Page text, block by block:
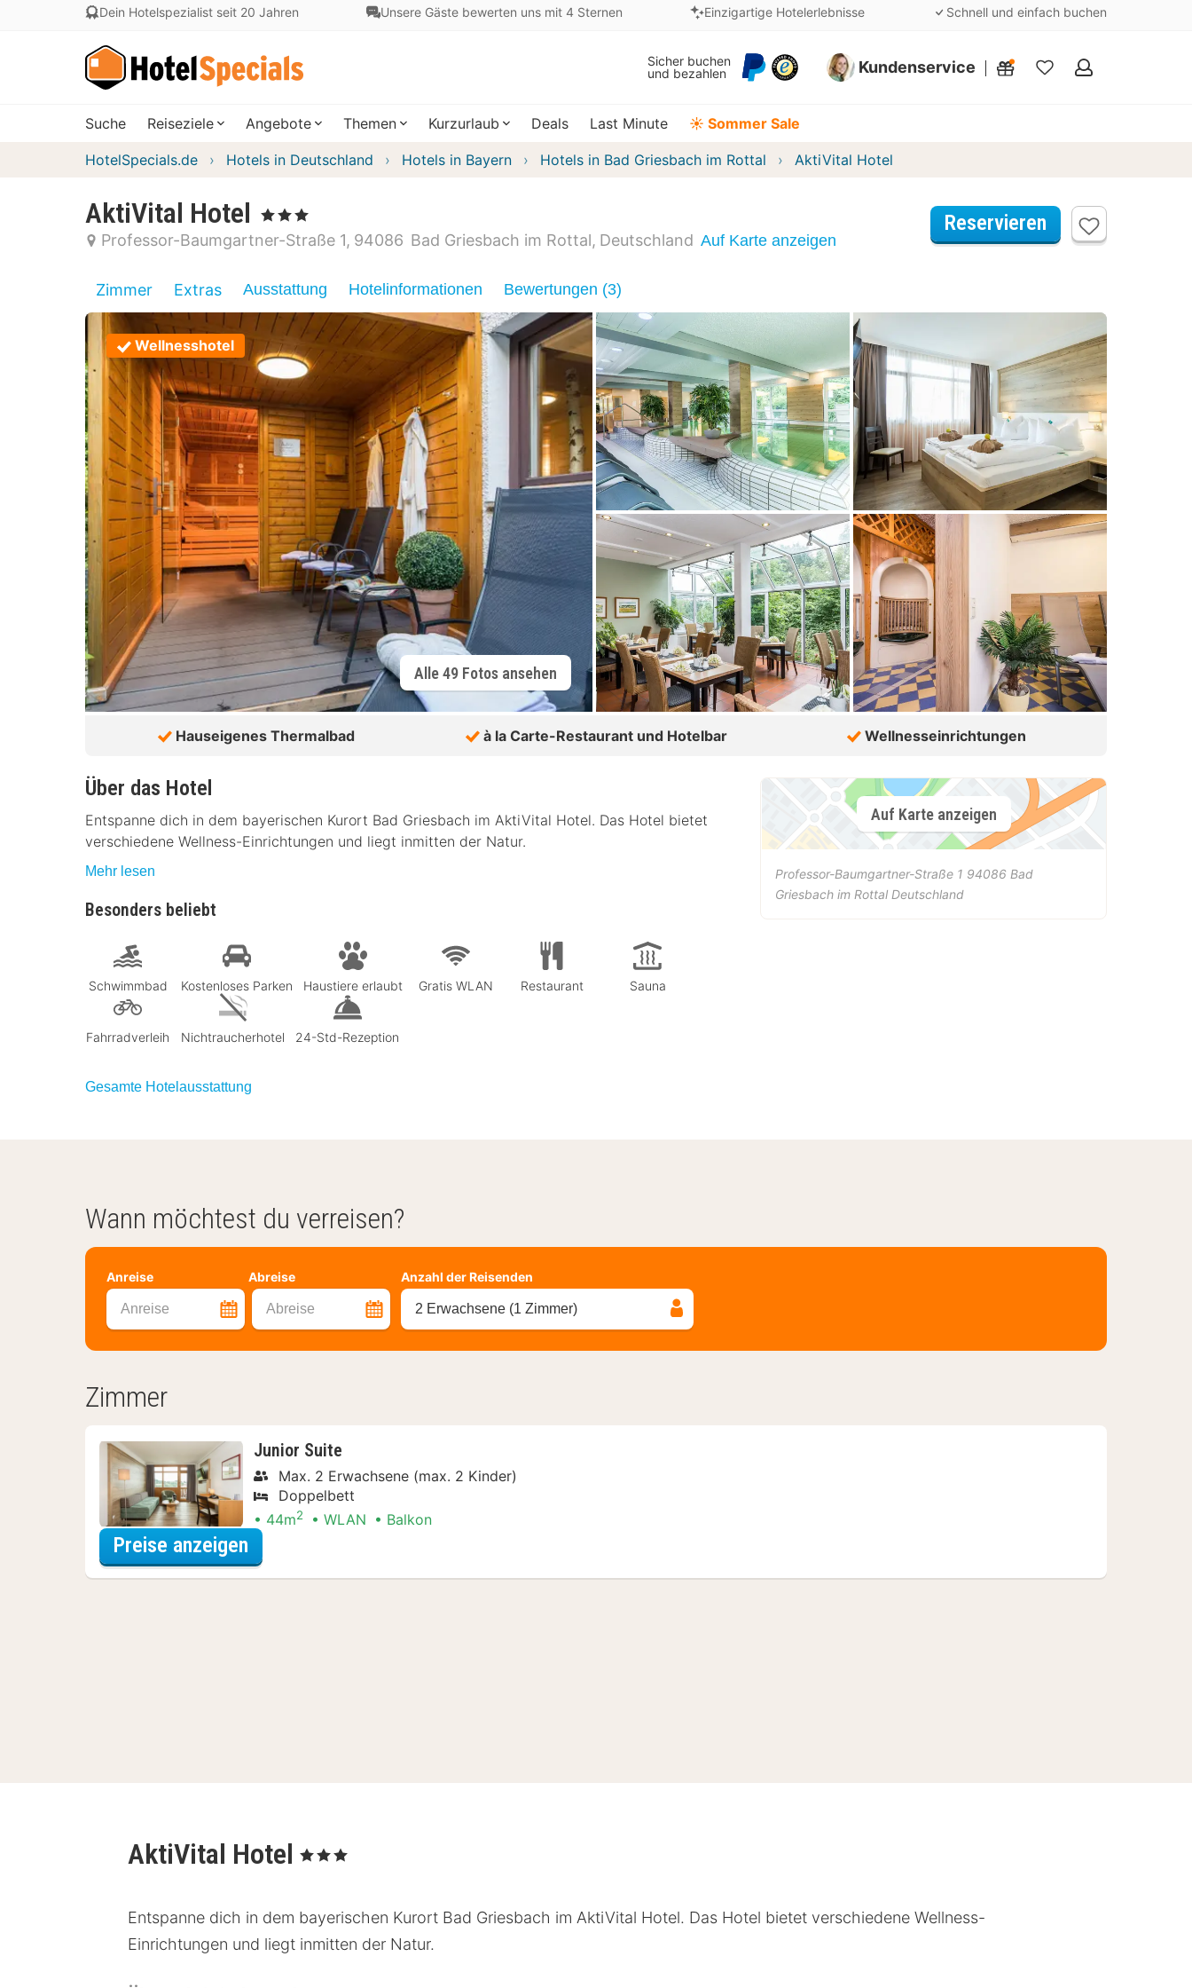
Dein Hotelspezialist seit 20 Jahren Unsere Gäste bewerten uns mit 4 Sternen Einzigartige Hotelerlebnisse Schnell und einfach buchen
Sicher buchen
und bezahlen
Kundenservice
Meine
Suche Reiseziele Angebote Themen Kurzurlaub Deals Last Minute ☀️ Sommer Sale
HotelSpecials.de Hotels in Deutschland Hotels in Bayern Hotels in Bad Griesbach im Rottal AktiVital Hotel
AktiVital Hotel , 3 Sterne
Professor-Baumgartner-Straße 1 94086 Bad Griesbach im Rottal Deutschland Auf Karte anzeigen
Reservieren
Zimmer Extras Ausstattung Hotelinformationen Bewertungen (3)
Wellnesshotel
Alle 49 Fotos ansehen
Hauseigenes Thermalbad à la Carte-Restaurant und Hotelbar Wellnesseinrichtungen
Über das Hotel
Entspanne dich in dem bayerischen Kurort Bad Griesbach im AktiVital Hotel. Das Hotel bietet
verschiedene Wellness-Einrichtungen und liegt inmitten der Natur.
Mehr lesen
Besonders beliebt
Schwimmbad Kostenloses Parken Haustiere erlaubt Gratis WLAN Restaurant Sauna
Fahrradverleih Nichtraucherhotel 24-Std-Rezeption
Gesamte Hotelausstattung
Auf Karte anzeigen
Professor-Baumgartner-Straße 1 94086 Bad
Griesbach im Rottal Deutschland
Wann möchtest du verreisen?
Anreise Abreise
Anreise Abreise
Anzahl der Reisenden
2 Erwachsene (1 Zimmer)
Zimmer
Junior Suite
Max. 2 Erwachsene (max. 2 Kinder)
Doppelbett
44m2 WLAN Balkon
Preise anzeigen
AktiVital Hotel , 3 Sterne
Entspanne dich in dem bayerischen Kurort Bad Griesbach im AktiVital Hotel. Das Hotel bietet verschiedene Wellness-
Einrichtungen und liegt inmitten der Natur.